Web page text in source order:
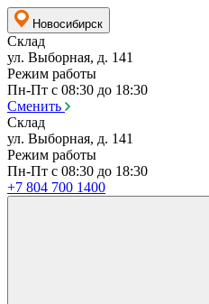
Новосибирск
Склад
ул. Выборная, д. 141
Режим работы
Пн-Пт с 08:30 до 18:30
Сменить
Склад
ул. Выборная, д. 141
Режим работы
Пн-Пт с 08:30 до 18:30
+7 804 700 1400